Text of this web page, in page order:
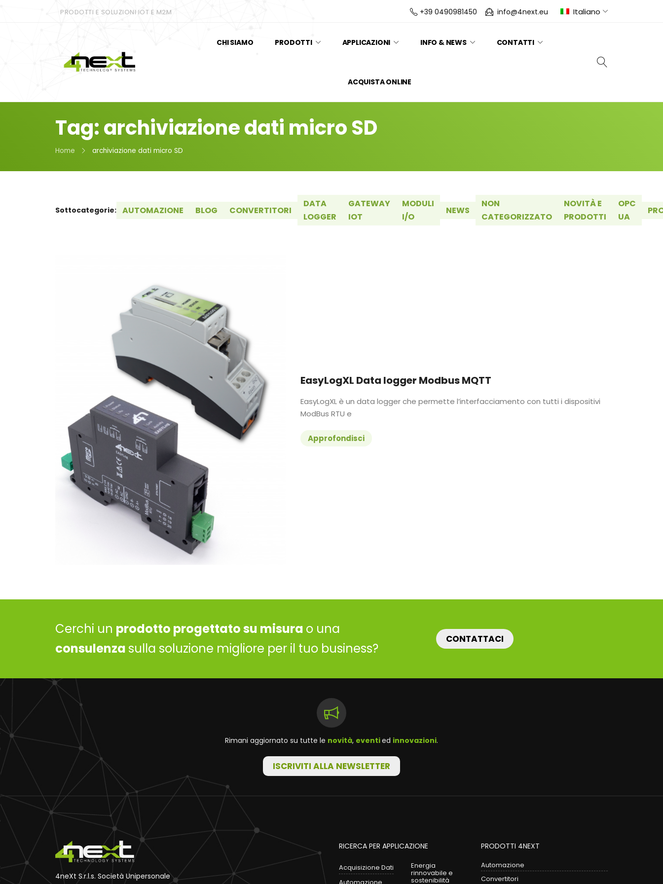
PRODOTTI E SOLUZIONI IOT E M2M +39 0490981450 info@4next.eu Italiano
CHI SIAMO PRODOTTI APPLICAZIONI INFO & NEWS CONTATTI
ACQUISTA ONLINE
Tag: archiviazione dati micro SD
Home archiviazione dati micro SD
Sottocategorie: AUTOMAZIONE BLOG CONVERTITORI
DATA
LOGGER
GATEWAY
IOT
MODULI
I/O
NEWS
NON
CATEGORIZZATO
NOVITÀ E
PRODOTTI
OPC
UA
EasyLogXL Data logger Modbus MQTT
EasyLogXL è un data logger che permette l’interfacciamento con tutti i dispositivi
ModBus RTU e
Approfondisci
Cerchi un prodotto progettato su misura o una
consulenza sulla soluzione migliore per il tuo business?
CONTATTACI
Rimani aggiornato su tutte le novità, eventied innovazioni.
ISCRIVITI ALLA NEWSLETTER
4neXt S.r.l.s. Società Unipersonale
RICERCA PER APPLICAZIONE
Acquisizione Dati
Energia
rinnovabile e
sostenibilità
PRODOTTI 4NEXT
Automazione
Convertitori